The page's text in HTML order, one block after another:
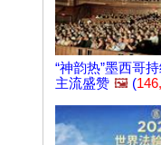
“神韵热”墨西哥
主流盛赞 🖼️ (